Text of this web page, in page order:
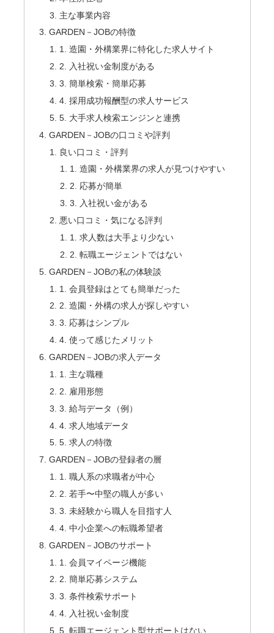
主な事業内容
GARDEN－JOBの特徴
1. 造園・外構業界に特化した求人サイト
2. 入社祝い金制度がある
3. 簡単検索・簡単応募
4. 採用成功報酬型の求人サービス
5. 大手求人検索エンジンと連携
GARDEN－JOBの口コミや評判
良い口コミ・評判
1. 造園・外構業界の求人が見つけやすい
2. 応募が簡単
3. 入社祝い金がある
悪い口コミ・気になる評判
1. 求人数は大手より少ない
2. 転職エージェントではない
GARDEN－JOBの私の体験談
1. 会員登録はとても簡単だった
2. 造園・外構の求人が探しやすい
3. 応募はシンプル
4. 使って感じたメリット
GARDEN－JOBの求人データ
1. 主な職種
2. 雇用形態
3. 給与データ（例）
4. 求人地域データ
5. 求人の特徴
GARDEN－JOBの登録者の層
1. 職人系の求職者が中心
2. 若手〜中堅の職人が多い
3. 未経験から職人を目指す人
4. 中小企業への転職希望者
GARDEN－JOBのサポート
1. 会員マイページ機能
2. 簡単応募システム
3. 条件検索サポート
4. 入社祝い金制度
5. 転職エージェント型サポートはない